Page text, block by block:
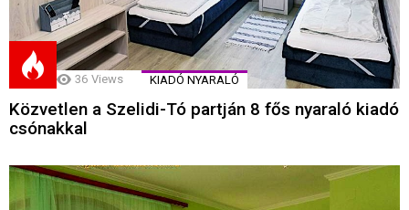
36 Views KIADÓ NYARALÓ
Közvetlen a Szelidi-Tó partján 8 fős nyaraló kiadó
csónakkal